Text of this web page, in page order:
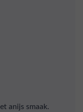
anijs smaak.